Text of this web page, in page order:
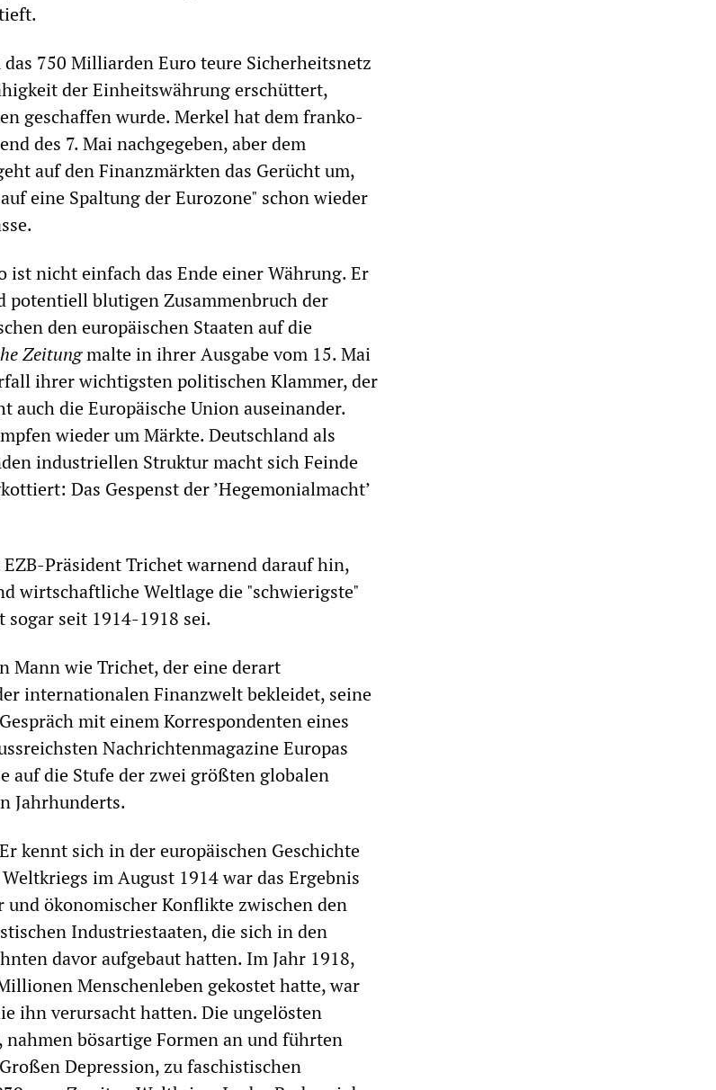
750 Milliarden Euro teure Sicherheitsnetz
der Einheitswährung erschüttert,
geschaffen wurde. Merkel hat dem franko-
des 7. Mai nachgegeben, aber dem
auf den Finanzmärkten das Gerücht um,
eine Spaltung der Eurozone" schon wieder
ist nicht einfach das Ende einer Währung. Er
potentiell blutigen Zusammenbruch der
den europäischen Staaten auf die
Zeitungmalte in ihrer Ausgabe vom 15. Mai
ihrer wichtigsten politischen Klammer, der
auch die Europäische Union auseinander.
wieder um Märkte. Deutschland als
industriellen Struktur macht sich Feinde
Das Gespenst der ’Hegemonialmacht’
Präsident Trichet warnend darauf hin,
wirtschaftliche Weltlage die "schwierigste"
seit 1914-1918 sei.
Mann wie Trichet, der eine derart
internationalen Finanzwelt bekleidet, seine
mit einem Korrespondenten eines
Nachrichtenmagazine Europas
auf die Stufe der zwei größten globalen
Jahrhunderts.
kennt sich in der europäischen Geschichte
im August 1914 war das Ergebnis
ökonomischer Konflikte zwischen den
Industriestaaten, die sich in den
davor aufgebaut hatten. Im Jahr 1918,
Menschenleben gekostet hatte, war
ihn verursacht hatten. Die ungelösten
nahmen bösartige Formen an und führten
Depression, zu faschistischen